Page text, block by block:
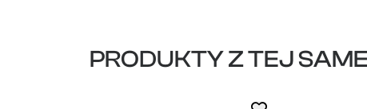
PRODUKTY Z TEJ